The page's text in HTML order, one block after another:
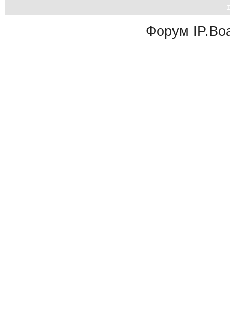
Форум